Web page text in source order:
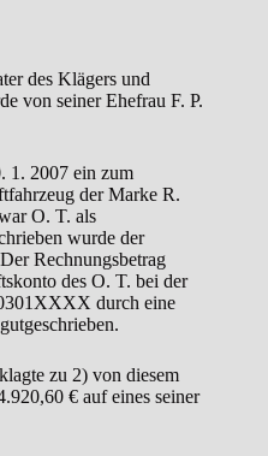
des Klägers und
von seiner Ehefrau F. P.
1. 2007 ein zum
der Marke R.
O. T. als
wurde der
Rechnungsbetrag
des O. T. bei der
durch eine
zu 2) von diesem
€ auf eines seiner